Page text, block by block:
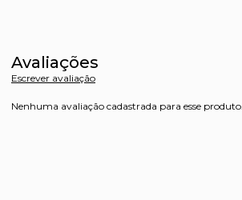
Avaliações
Escrever avaliação
Nenhuma avaliação cadastrada para esse produto.